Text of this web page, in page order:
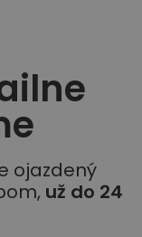
ojazdený
už do 24